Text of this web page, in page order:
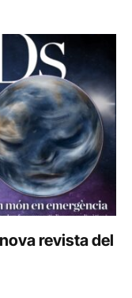
revista del